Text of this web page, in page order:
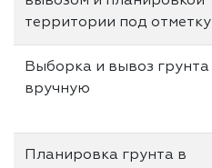
территории под отметку
Выборка и вывоз грунта
вручную
Планировка грунта в